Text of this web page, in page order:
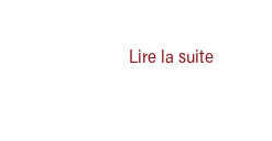
Lire la suite